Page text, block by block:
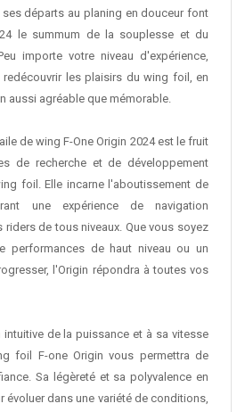
départs au planing en douceur font
le summum de la souplesse et du
importe votre niveau d'expérience,
les plaisirs du wing foil, en
aussi agréable que mémorable.
de wing F-One Origin 2024 est le fruit
de recherche et de développement
foil. Elle incarne l'aboutissement de
une expérience de navigation
riders de tous niveaux. Que vous soyez
performances de haut niveau ou un
l'Origin répondra à toutes vos
de la puissance et à sa vitesse
foil F-one Origin vous permettra de
Sa légèreté et sa polyvalence en
évoluer dans une variété de conditions,